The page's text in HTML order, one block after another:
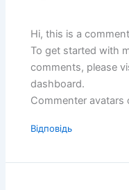
Hi, this is a
To get started with
comments, please
dashboard.
Commenter
Відповідь